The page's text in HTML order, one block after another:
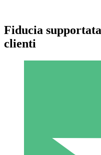
Pacchetti di
Paga a consumo con
Fiducia
clienti